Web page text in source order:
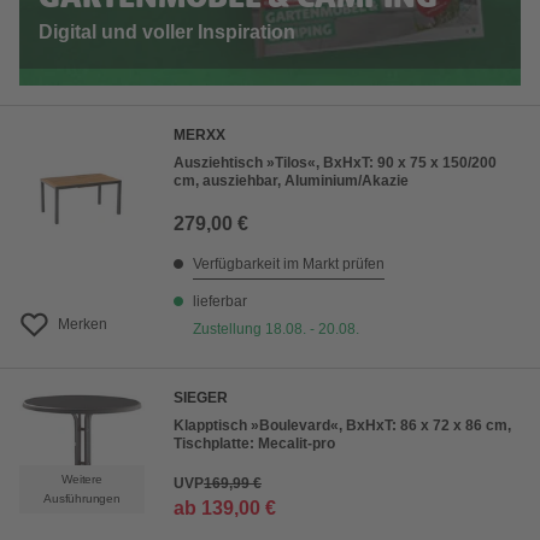
Digital und voller Inspiration
Merken
MERXX
Ausziehtisch »Tilos«, BxHxT: 90 x 75 x 150/200
cm, ausziehbar, Aluminium/Akazie
279,00 €
Verfügbarkeit im Markt prüfen
lieferbar
Zustellung 18.08. - 20.08.
Weitere
Ausführungen
SIEGER
Klapptisch »Boulevard«, BxHxT: 86 x 72 x 86 cm,
Tischplatte: Mecalit-pro
UVP169,99 €
ab 139,00 €